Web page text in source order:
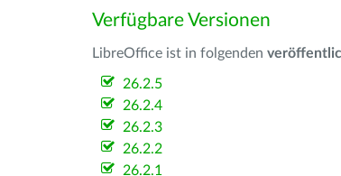
Verfügbare Versionen
LibreOffice ist in folgenden
26.2.5
26.2.4
26.2.3
26.2.2
26.2.1